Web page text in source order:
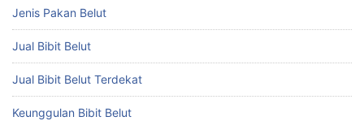
Jenis Pakan Belut
Jual Bibit Belut
Jual Bibit Belut Terdekat
Keunggulan Bibit Belut